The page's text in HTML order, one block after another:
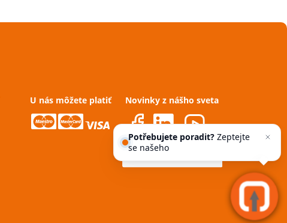
U nás môžete platiť Novinky z nášho sveta
Potřebujete poradit? Zeptejte
se našeho asistenta